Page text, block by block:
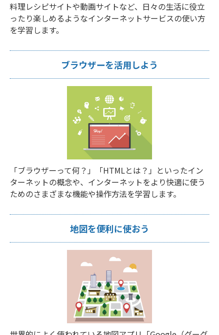
料理レシピサイトや動画サイトなど、日々の生活に役立
ったり楽しめるようなインターネットサービスの使い方
を学習します。
ブラウザーを活用しよう
「ブラウザーって何？」「HTMLとは？」といったイン
ターネットの概念や、インターネットをより快適に使う
ためのさまざまな機能や操作方法を学習します。
地図を便利に使おう